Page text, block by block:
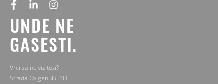
facebook
linkedininstagram
UNDE NE
GASESTI.
Vrei sa ne vizitezi?
Strada Oxigenului 1H